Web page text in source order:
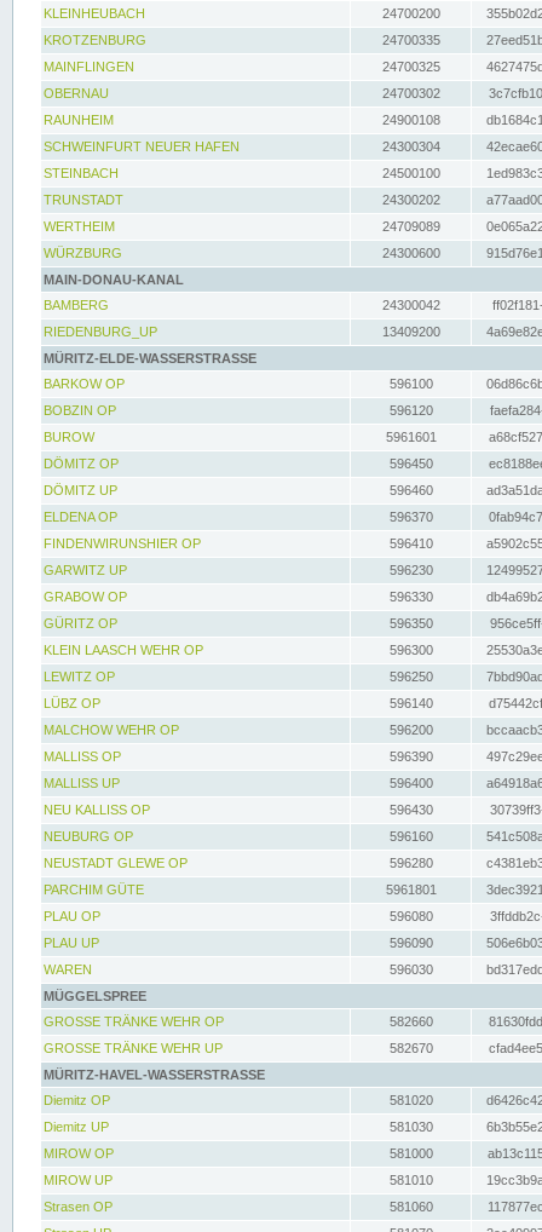
KLEINHEUBACH 24700200
KROTZENBURG
24700335
MAINFLINGEN
24700325
OBERNAU
24700302
RAUNHEIM
24900108
SCHWEINFURT NEUER HAFEN
24300304
STEINBACH
24500100
TRUNSTADT
24300202
WERTHEIM
24709089
WÜRZBURG
24300600
MAIN-DONAU-KANAL
BAMBERG
24300042
RIEDENBURG_UP
13409200
MÜRITZ-ELDE-WASSERSTRASSE
BARKOW OP
596100
BOBZIN OP
596120
BUROW
5961601
DÖMITZ OP
596450
DÖMITZ UP
596460
ELDENA OP
596370
FINDENWIRUNSHIER OP
596410
GARWITZ UP
596230
GRABOW OP
596330
GÜRITZ OP
596350
KLEIN LAASCH WEHR OP
596300
LEWITZ OP
596250
LÜBZ OP
596140
MALCHOW WEHR OP
596200
MALLISS OP
596390
MALLISS UP
596400
NEU KALLISS OP
596430
NEUBURG OP
596160
NEUSTADT GLEWE OP
596280
PARCHIM GÜTE
5961801
PLAU OP
596080
PLAU UP
596090
WAREN
596030
MÜGGELSPREE
GROSSE TRÄNKE WEHR OP
582660
GROSSE TRÄNKE WEHR UP
582670
MÜRITZ-HAVEL-WASSERSTRASSE
Diemitz OP
581020
Diemitz UP
581030
MIROW OP
581000
MIROW UP
581010
Strasen OP
581060